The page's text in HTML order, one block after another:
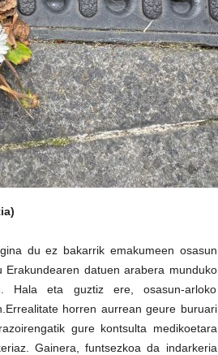
du ez bakarrik emakumeen osasun
datuen arabera munduko
Hala eta guztiz ere, osasun-arloko
horren aurrean geure buruari
gure kontsulta medikoetara
Gainera, funtsezkoa da indarkeria